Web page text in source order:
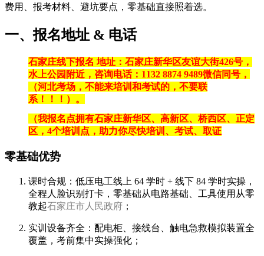
费用、报考材料、避坑要点，零基础直接照着选。
一、报名地址 & 电话
石家庄线下报名 地址：石家庄新华区友谊大街426号，
水上公园附近，咨询电话：1132 8874 9489微信同号，
（河北考场，不能来培训和考试的，不要联
系！！！）。
（我报名点拥有石家庄新华区、高新区、桥西区、正定
区，4个培训点，助力你尽快培训、考试、取证
零基础优势
课时合规：低压电工线上 64 学时 + 线下 84 学时实操，
全程人脸识别打卡，零基础从电路基础、工具使用从零
教起石家庄市人民政府 ；
实训设备齐全：配电柜、接线台、触电急救模拟装置全
覆盖，考前集中实操强化；